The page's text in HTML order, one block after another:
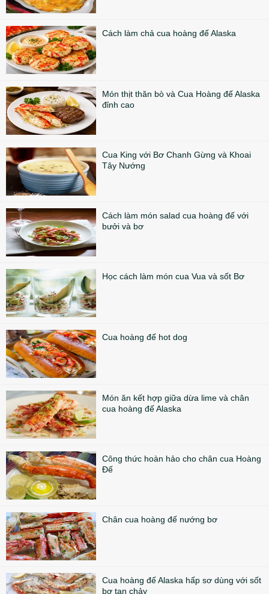
Cách làm chả cua hoàng đế Alaska
Món thịt thăn bò và Cua Hoàng đế Alaska
đỉnh cao
Cua King với Bơ Chanh Gừng và Khoai
Tây Nướng
Cách làm món salad cua hoàng đế với
bưởi và bơ
Học cách làm món cua Vua và sốt Bơ
Cua hoàng đế hot dog
Món ăn kết hợp giữa dừa lime và chân
cua hoàng đế Alaska
Công thức hoàn hảo cho chân cua Hoàng
Đế
Chân cua hoàng đế nướng bơ
Cua hoàng đế Alaska hấp sơ dùng với sốt
bơ tan chảy